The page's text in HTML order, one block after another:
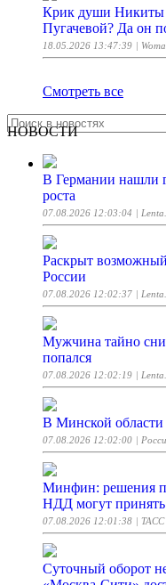
Крик души Никиты
Пугачевой? Да он
18.05.2026 13:47:39 |
Смотреть все
НОВОСТИ
В Германии нашли
роста
07.08.2026 12:03:04 |
Раскрыт
России
07.08.2026 12:02:37 |
Мужчина тайно
попался
07.08.2026 12:02:19 |
В Минской области
07.08.2026 12:02:00 |
Минфин: решения
НДД могут
07.08.2026 12:01:38 | ТАСС
Суточный оборот